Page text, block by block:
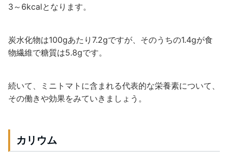
3～6kcalとなります。
炭水化物は100gあたり7.2gですが、そのうちの1.4gが食
物繊維で糖質は5.8gです。
続いて、ミニトマトに含まれる代表的な栄養素について、
その働きや効果をみていきましょう。
カリウム